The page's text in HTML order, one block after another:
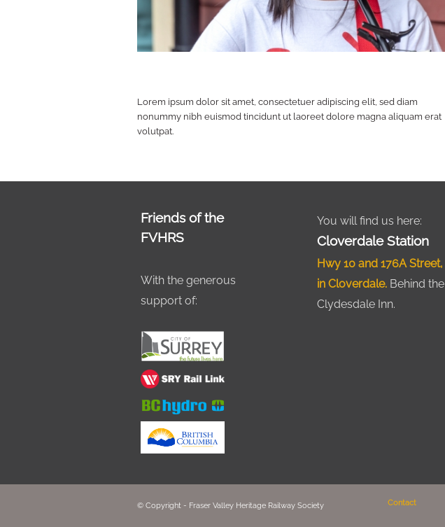
Lorem ipsum dolor sit amet, consectetuer adipiscing elit, sed diam
nonummy nibh euismod tincidunt ut laoreet dolore magna aliquam erat
volutpat.
Friends of the
FVHRS
With the generous
support of:
You will find us here:
Cloverdale Station
Hwy 10 and 176A Street,
in Cloverdale. Behind the
Clydesdale Inn.
© Copyright - Fraser Valley Heritage Railway Society Contact